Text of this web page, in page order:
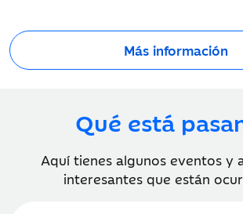
Más información
Qué está
Aquí tienes algunos eventos y
interesantes que están